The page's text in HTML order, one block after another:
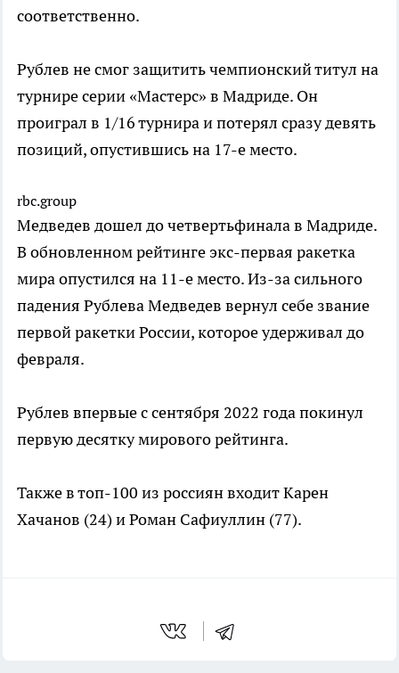
соответственно.
Рублев не смог защитить чемпионский титул на
турнире серии «Мастерс» в Мадриде. Он
проиграл в 1/16 турнира и потерял сразу девять
позиций, опустившись на 17-е место.
rbc.group
Медведев дошел до четвертьфинала в Мадриде.
В обновленном рейтинге экс-первая ракетка
мира опустился на 11-е место. Из-за сильного
падения Рублева Медведев вернул себе звание
первой ракетки России, которое удерживал до
февраля.
Рублев впервые с сентября 2022 года покинул
первую десятку мирового рейтинга.
Также в топ-100 из россиян входит Карен
Хачанов (24) и Роман Сафиуллин (77).